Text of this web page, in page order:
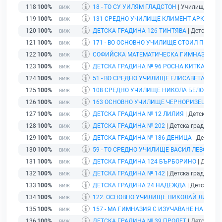
118 100% 18 - ТО СУ УИЛЯМ ГЛАДСТОН
| Училище |
119 100%
131 СРЕДНО УЧИЛИЩЕ КЛИМЕНТ
120 100% ДЕТСКА ГРАДИНА 126 ТИНТЯВА | Детска
121 100% 171 - ВО ОСНОВНО УЧИЛИЩЕ СТОИЛ ПОПОВ
122 100%
СОФИЙСКА МАТЕМАТИЧЕСКА ГИМНАЗИЯ
123 100% ДЕТСКА ГРАДИНА № 96 РОСНА КИТКА
124 100%
51 - ВО СРЕДНО УЧИЛИЩЕ ЕЛИСАВЕТА
125 100%
108 СРЕДНО УЧИЛИЩЕ НИКОЛА
126 100%
163 ОСНОВНО УЧИЛИЩЕ ЧЕРНОРИЗЕЦ
127 100% ДЕТСКА ГРАДИНА № 12 ЛИЛИЯ
| Детска
128 100% ДЕТСКА ГРАДИНА № 202 | Детска градина |
129 100% ДЕТСКА ГРАДИНА № 186 ДЕНИЦА | Детска
130 100% 59 - ТО СРЕДНО УЧИЛИЩЕ ВАСИЛ ЛЕВСКИ
131 100% ДЕТСКА ГРАДИНА 124 БЪРБОРИНО |
132 100% ДЕТСКА ГРАДИНА № 142 | Детска градина |
133 100% ДЕТСКА ГРАДИНА 24 НАДЕЖДА | Детска
134 100%
122. ОСНОВНО УЧИЛИЩЕ НИКОЛАЙ
135 100%
157 - МА ГИМНАЗИЯ С ИЗУЧАВАНЕ НА